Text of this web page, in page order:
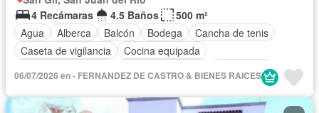
4 Recámaras
4.5 Baños
500 m²
Agua
Alberca Balcón Bodega
Cancha de tenis
Caseta de vigilancia
Cocina equipada
Electricidad
Recámara con closet
Sala polivalente
Seguridad
06/07/2026 en - FERNANDEZ DE CASTRO & BIENES RAICES